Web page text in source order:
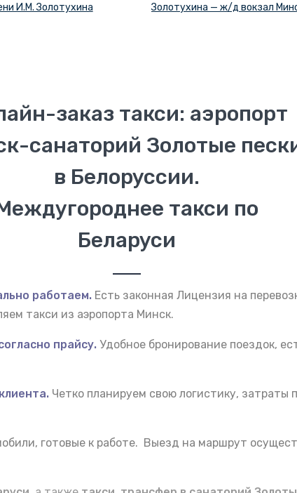
И.М. Золотухина
Золотухина — ж/д вокзал
заказ такси: аэропорт
санаторий Золотые
в Белоруссии.
такси по
Беларуси
работаем. Есть законная Лицензия на
такси из аэропорта Минск.
прайсу. Удобное бронирование поездок,
Четко планируем свою логистику, затраты
готовые к работе. Выезд на маршрут